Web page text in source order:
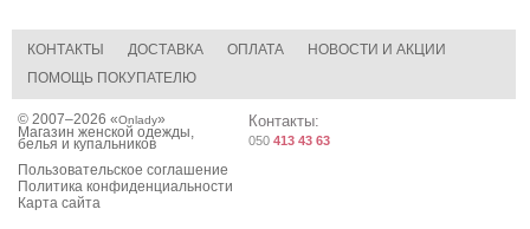
КОНТАКТЫ ДОСТАВКА ОПЛАТА
НОВОСТИ И АКЦИИ
ПОМОЩЬ ПОКУПАТЕЛЮ
© 2007–2026 «Onlady»
Магазин женской одежды,
белья и купальников
Пользовательское соглашение
Политика конфиденциальности
Карта сайта
Контакты:
050 413 43 63